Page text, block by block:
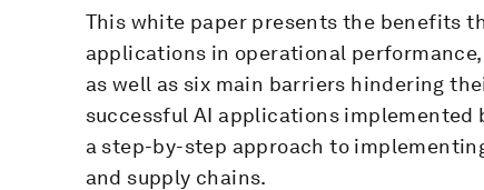
This white paper presents the benefits
applications in operational
as well as six main barriers hindering
successful AI applications implemented
a step-by-step approach to
and supply chains.